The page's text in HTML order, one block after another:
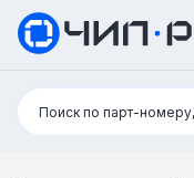
Поиск:
Поиск по парт-